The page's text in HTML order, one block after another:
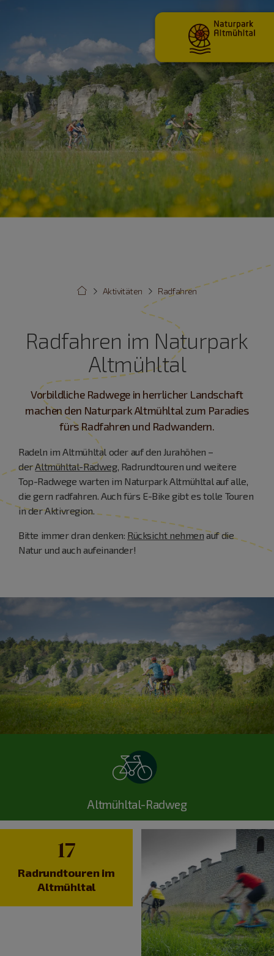
Radfahren
Aktivitäten
Radfahren im Naturpark
Altmühltal
Vorbildliche Radwege in herrlicher Landschaft
machen den Naturpark Altmühltal zum Paradies
fürs Radfahren und Radwandern.
Radeln im Altmühltal oder auf den Jurahöhen –
derAltmühltal-Radweg, Radrundtouren und weitere
Top-Radwege warten im Naturpark Altmühltal auf alle,
die gern radfahren. Auch fürs E-Bike gibt es tolle Touren
in der Aktivregion.
Bitte immer dran denken: Rücksicht nehmenauf die
Natur und auch aufeinander!
Altmühltal-Radweg
17
Radrundtouren im
Altmühltal